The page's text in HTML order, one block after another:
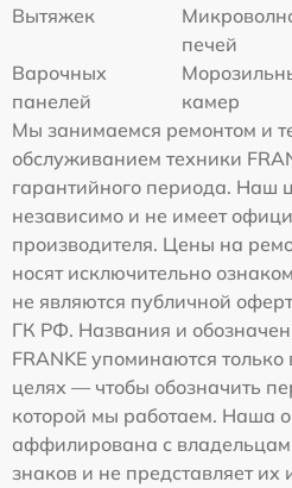
Вытяжек
печей
Варочных
панелей
камер
Мы занимаемся ремонтом и
обслуживанием техники
гарантийного периода. Наш
независимо и не имеет
производителя. Цены на
носят исключительно
не являются публичной
ГК РФ. Названия и
FRANKE упоминаются
целях — чтобы обозначить
которой мы работаем. Наша
аффилирована с
знаков и не представляет